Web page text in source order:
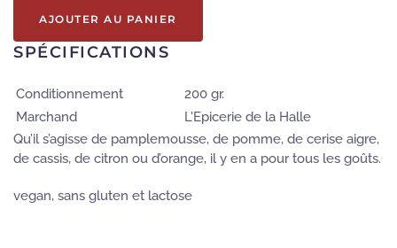
AJOUTER AU PANIER
SPÉCIFICATIONS
Conditionnement
200 gr.
Marchand
L'Epicerie de la Halle
Qu’il s’agisse de pamplemousse, de pomme, de cerise aigre,
de cassis, de citron ou d’orange, il y en a pour tous les goûts.
vegan, sans gluten et lactose